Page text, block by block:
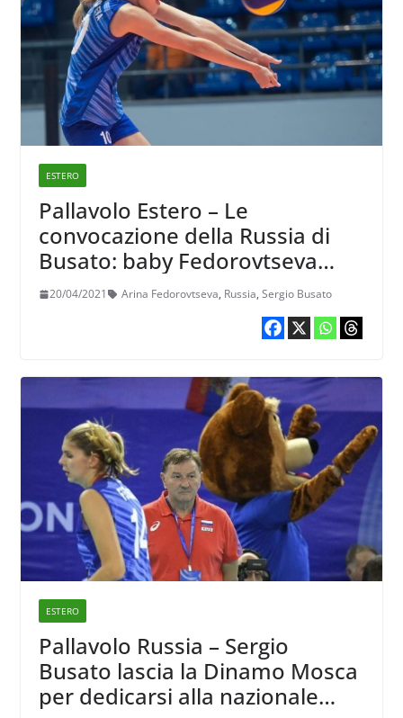
ESTERO
Pallavolo Estero – Le
convocazione della Russia di
Busato: baby Fedorovtseva
brucia le tappe
20/04/2021 Arina Fedorovtseva, Russia, Sergio Busato
ESTERO
Pallavolo Russia – Sergio
Busato lascia la Dinamo Mosca
per dedicarsi alla nazionale